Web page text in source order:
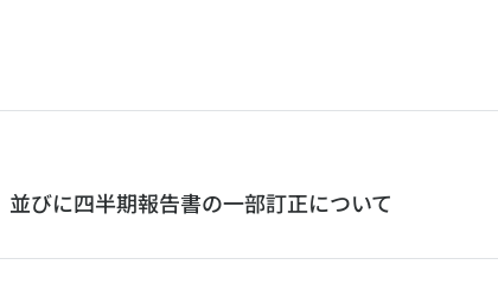
びに四半期報告書の一部訂正について